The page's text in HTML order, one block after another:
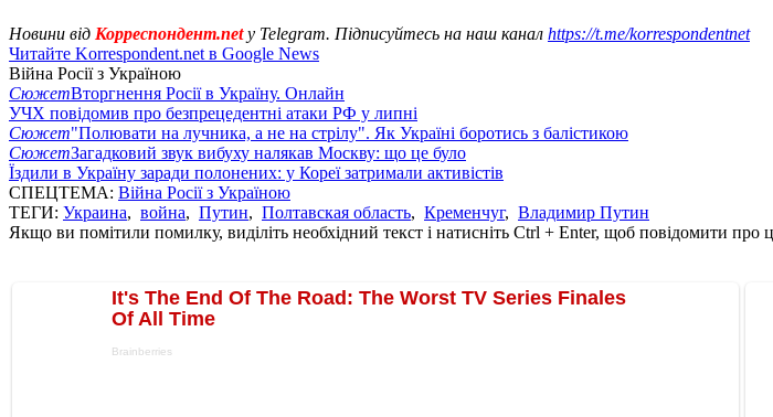
Новини від Корреспондент.netу Telegram. Підписуйтесь на наш канал https://t.me/korrespondentnet
Читайте Korrespondent.net в Google News
Війна Росії з Україною
СюжетВторгнення Росії в Україну. Онлайн
УЧХ повідомив про безпрецедентні атаки РФ у липні
Сюжет"Полювати на лучника, а не на стрілу". Як Україні боротись з балістикою
СюжетЗагадковий звук вибуху налякав Москву: що це було
Їздили в Україну заради полонених: у Кореї затримали активістів
СПЕЦТЕМА: Війна Росії з Україною
ТЕГИ: Украина, война, Путин, Полтавская область, Кременчуг, Владимир Путин
Якщо ви помітили помилку, виділіть необхідний текст і натисніть Ctrl + Enter, щоб повідомити про